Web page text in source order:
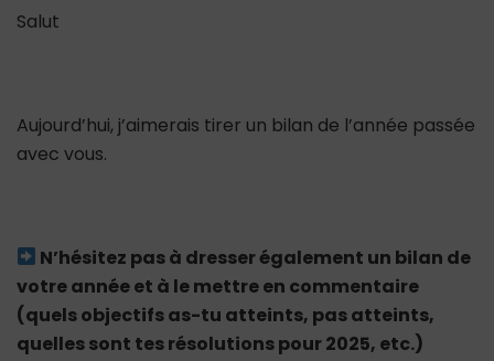
et
NOUVEL
AN
Salut
Aujourd’hui, j’aimerais tirer un bilan de l’année passée
avec vous.
N’hésitez pas à dresser également un bilan de
votre année et à le mettre en commentaire
(quels objectifs as-tu atteints, pas atteints,
quelles sont tes résolutions pour 2025, etc.)